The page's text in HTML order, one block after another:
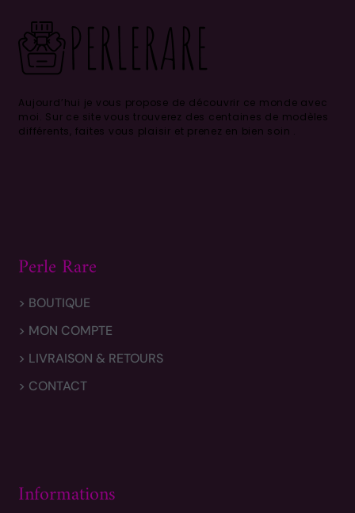
Aujourd’hui je vous propose de découvrir ce monde avec
moi. Sur ce site vous trouverez des centaines de modèles
différents, faites vous plaisir et prenez en bien soin .
Perle Rare
> BOUTIQUE
> MON COMPTE
> LIVRAISON & RETOURS
> CONTACT
Informations